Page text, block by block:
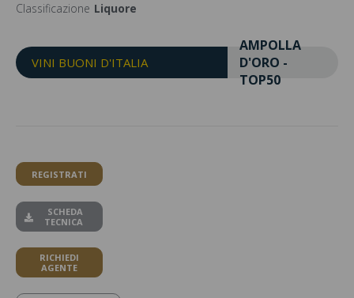
Classificazione Liquore
VINI BUONI D'ITALIA
AMPOLLA
D'ORO -
TOP50
REGISTRATI
SCHEDA
TECNICA
RICHIEDI
AGENTE